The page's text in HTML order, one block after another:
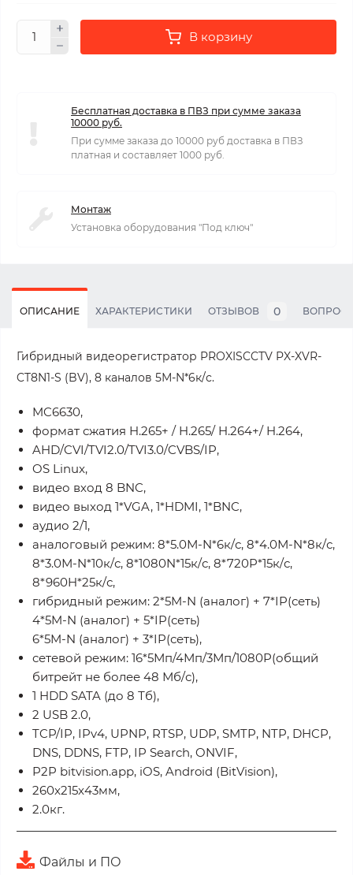
В корзину
Бесплатная доставка в ПВЗ при сумме заказа
10000 руб.
При сумме заказа до 10000 руб доставка в ПВЗ
платная и составляет 1000 руб.
Монтаж
Установка оборудования "Под ключ"
ОПИСАНИЕ ХАРАКТЕРИСТИКИ ОТЗЫВОВ 0
Гибридный видеорегистратор PROXISCCTV PX-XVR-
CT8N1-S (BV), 8 каналов 5М-N*6к/с.
MC6630,
формат сжатия H.265+ / H.265/ H.264+/ H.264,
AHD/CVI/TVI2.0/TVI3.0/CVBS/IP,
OS Linux,
видео вход 8 BNC,
видео выход 1*VGA, 1*HDMI, 1*BNC,
аудио 2/1,
аналоговый режим: 8*5.0М-N*6к/с, 8*4.0М-N*8к/с,
8*3.0М-N*10к/с, 8*1080N*15к/с, 8*720P*15к/с,
8*960H*25к/с,
гибридный режим: 2*5M-N (аналог) + 7*IP(сеть)
4*5M-N (аналог) + 5*IP(сеть)
6*5M-N (аналог) + 3*IP(сеть),
сетевой режим: 16*5Мп/4Мп/3Мп/1080P(общий
битрейт не более 48 Мб/с),
1 HDD SATA (до 8 Тб),
2 USB 2.0,
TCP/IP, IPv4, UPNP, RTSP, UDP, SMTP, NTP, DHCP,
DNS, DDNS, FTP, IP Search, ONVIF,
P2P bitvision.app, iOS, Android (BitVision),
260x215x43мм,
2.0кг.
Файлы и ПО